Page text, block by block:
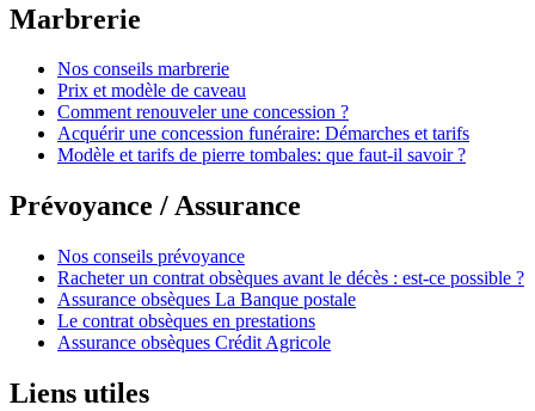
Marbrerie
Nos conseils marbrerie
Prix et modèle de caveau
Comment renouveler une concession ?
Acquérir une concession funéraire: Démarches et tarifs
Modèle et tarifs de pierre tombales: que faut-il savoir ?
Prévoyance / Assurance
Nos conseils prévoyance
Racheter un contrat obsèques avant le décès : est-ce possible ?
Assurance obsèques La Banque postale
Le contrat obsèques en prestations
Assurance obsèques Crédit Agricole
Liens utiles